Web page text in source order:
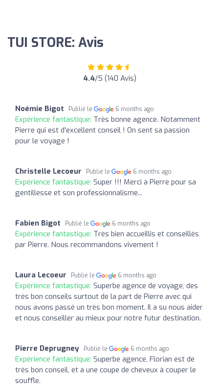
TUI STORE: Avis
4.4/5 (140 Avis)
Noémie Bigot Publié le 6 months ago
Expérience fantastique: Très bonne agence. Notamment
Pierre qui est d'excellent conseil ! On sent sa passion
pour le voyage !
Christelle Lecoeur Publié le 6 months ago
Expérience fantastique: Super !!! Merci à Pierre pour sa
gentillesse et son professionnalisme...
Fabien Bigot Publié le 6 months ago
Expérience fantastique: Très bien accueillis et conseillés
par Pierre. Nous recommandons vivement !
Laura Lecoeur Publié le 6 months ago
Expérience fantastique: Superbe agence de voyage, des
très bon conseils surtout de la part de Pierre avec qui
nous avons passé un très bon moment. Il a su nous aider
et nous conseiller au mieux pour notre futur destination.
Pierre Deprugney Publié le 6 months ago
Expérience fantastique: Superbe agence, Florian est de
très bon conseil, et a une coupe de cheveux à couper le
souffle.